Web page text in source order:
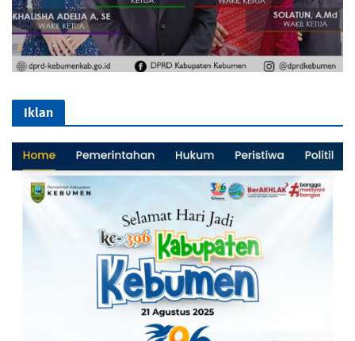
Iklan